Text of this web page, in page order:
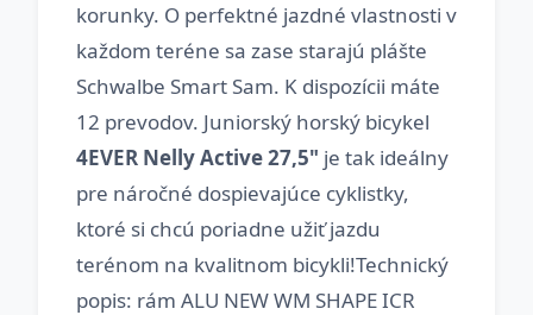
korunky. O perfektné jazdné vlastnosti v
každom teréne sa zase starajú plášte
Schwalbe Smart Sam. K dispozícii máte
12 prevodov. Juniorský horský bicykel
4EVER Nelly Active 27,5" je tak ideálny
pre náročné dospievajúce cyklistky,
ktoré si chcú poriadne užiť jazdu
terénom na kvalitnom bicykli!Technický
popis: rám ALU NEW WM SHAPE ICR